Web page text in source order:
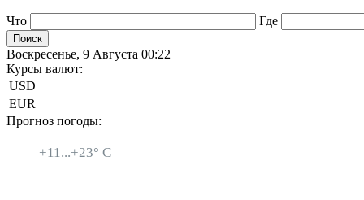
Что Где
Воскресенье, 9 Августа 00:22
Курсы валют:
USD
EUR
Прогноз погоды:
+11...+23° C